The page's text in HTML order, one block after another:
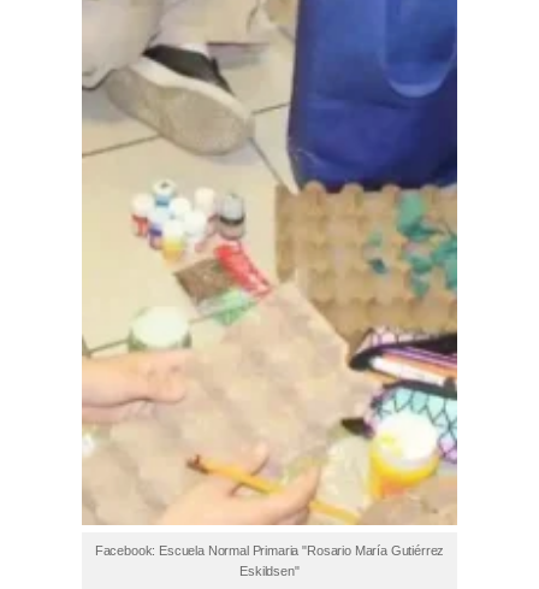
Facebook: Escuela Normal Primaria "Rosario María Gutiérrez
Eskildsen"